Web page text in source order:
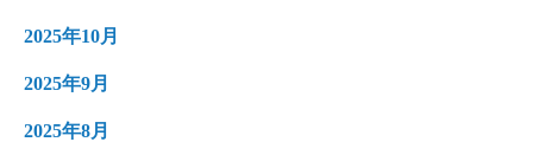
2025年10月
2025年9月
2025年8月